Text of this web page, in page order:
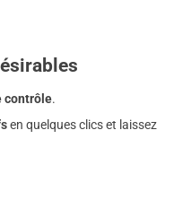
contrôle.
en quelques clics et laissez